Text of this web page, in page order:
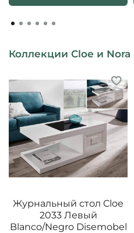
Коллекции Cloe и Nora
Журнальный стол Cloe
2033 Левый
Blanco/Negro Disemobel